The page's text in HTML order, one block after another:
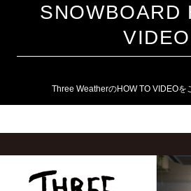
SNOWBOARD
VIDEO
Three WeatherのHOW TO VIDEOを